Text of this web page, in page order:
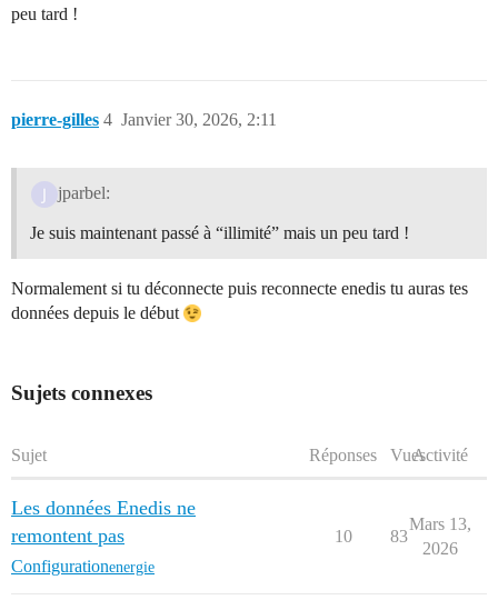
peu tard !
pierre-gilles Janvier 30, 2026, 2:11
4
jparbel:
Je suis maintenant passé à “illimité” mais un peu tard !
Normalement si tu déconnecte puis reconnecte enedis tu auras tes
données depuis le début
Sujets connexes
Sujet Réponses VuesActivité
Les données Enedis ne
remontent pas
Configurationenergie
10 83
Mars 13,
2026